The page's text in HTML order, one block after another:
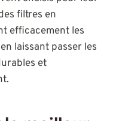
filtres en
efficacement les
laissant passer les
et